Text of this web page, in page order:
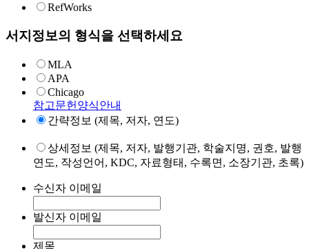
RefWorks
서지정보의 형식을 선택하세요
MLA
APA
Chicago
참고문헌양식안내
간략정보 (제목, 저자, 연도)
상세정보 (제목, 저자, 발행기관, 학술지명, 권호, 발행
연도, 작성언어, KDC, 자료형태, 수록면, 소장기관, 초록)
수신자 이메일
발신자 이메일
제목